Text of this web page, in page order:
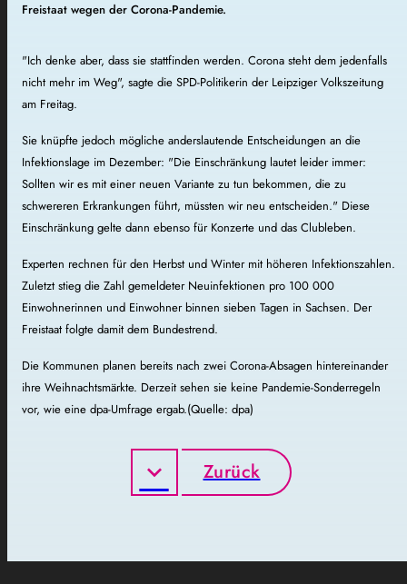
Freistaat wegen der Corona-Pandemie.
"Ich denke aber, dass sie stattfinden werden. Corona steht dem jedenfalls
nicht mehr im Weg", sagte die SPD-Politikerin der Leipziger Volkszeitung
am Freitag.
Sie knüpfte jedoch mögliche anderslautende Entscheidungen an die
Infektionslage im Dezember: "Die Einschränkung lautet leider immer:
Sollten wir es mit einer neuen Variante zu tun bekommen, die zu
schwereren Erkrankungen führt, müssten wir neu entscheiden." Diese
Einschränkung gelte dann ebenso für Konzerte und das Clubleben.
Experten rechnen für den Herbst und Winter mit höheren Infektionszahlen.
Zuletzt stieg die Zahl gemeldeter Neuinfektionen pro 100 000
Einwohnerinnen und Einwohner binnen sieben Tagen in Sachsen. Der
Freistaat folgte damit dem Bundestrend.
Die Kommunen planen bereits nach zwei Corona-Absagen hintereinander
ihre Weihnachtsmärkte. Derzeit sehen sie keine Pandemie-Sonderregeln
vor, wie eine dpa-Umfrage ergab.(Quelle: dpa)
Zurück